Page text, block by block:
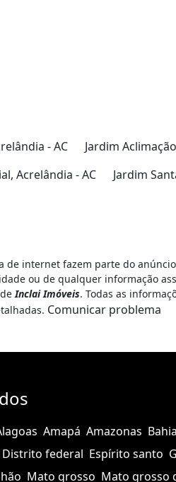
- AC Jardim
Acrelândia - AC
Jardim
de internet fazem parte do
ou de qualquer informação
deInclai Imóveis. Todas as
Comunicar problema
Amapá Amazonas Bahia
Distrito federal Espírito santo
Mato grosso Mato grosso